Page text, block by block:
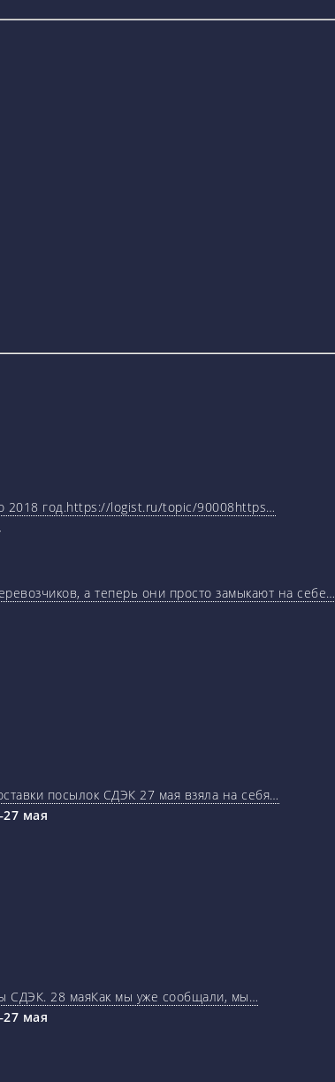
2018 год.https://logist.ru/topic/90008https…
а теперь они просто замыкают на себе…
посылок СДЭК 27 мая взяла на себя…
мая
СДЭК. 28 маяКак мы уже сообщали, мы…
мая